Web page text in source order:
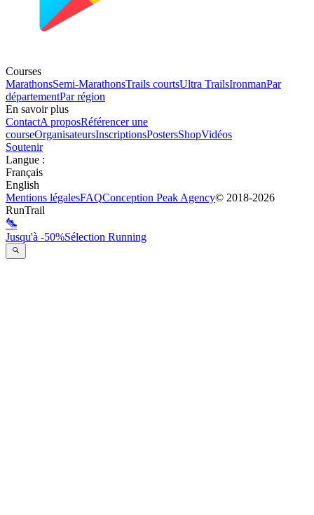
Courses
MarathonsSemi-MarathonsTrails courtsUltra TrailsIronmanPar
départementPar région
En savoir plus
ContactA proposRéférencer une
courseOrganisateursInscriptionsPostersShopVidéos
Soutenir
Langue :
Français
English
Mentions légalesFAQConception Peak Agency© 2018-2026
RunTrail
Jusqu'à -50%Sélection Running